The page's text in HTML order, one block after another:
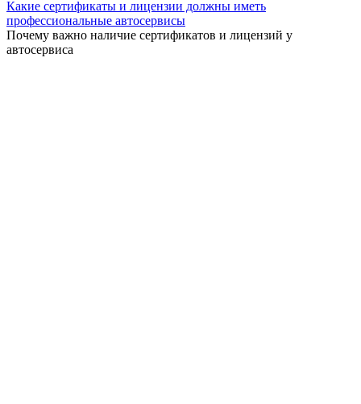
Какие сертификаты и лицензии должны иметь
профессиональные автосервисы
Почему важно наличие сертификатов и лицензий у
автосервиса